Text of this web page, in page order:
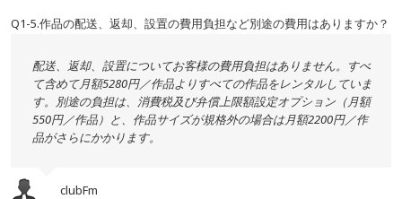
Q1-5.作品の配送、返却、設置の費用負担など別途の費用はありますか？
配送、返却、設置についてお客様の費用負担はありません。すべ
て含めて月額5280円／作品よりすべての作品をレンタルしていま
す。別途の負担は、消費税及び弁償上限額設定オプション（月額
550円／作品）と、作品サイズが規格外の場合は月額2200円／作
品がさらにかかります。
clubFm